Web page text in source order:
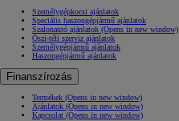
Személygépkocsi ajánlatok
Speciális haszongépjármű ajánlatok
Szalonautó ajánlatok (Opens in new window)
Őszi-téli szerviz ajánlatok
Személygépjármű ajánlatok
Haszongépjármű ajánlatok
Finanszírozás
Termékek (Opens in new window)
Ajánlatok (Opens in new window)
Kapcsolat (Opens in new window)